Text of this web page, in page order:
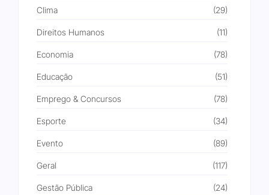
Clima (29)
Direitos Humanos (11)
Economia (78)
Educação (51)
Emprego & Concursos (78)
Esporte (34)
Evento (89)
Geral (117)
Gestão Pública (24)